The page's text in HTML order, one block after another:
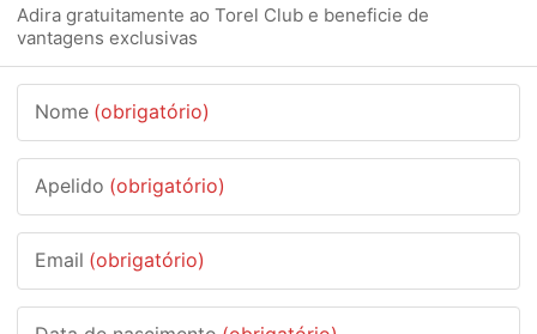
Adira gratuitamente ao Torel Club e beneficie de
vantagens exclusivas
Nome (obrigatório)
Apelido (obrigatório)
Email (obrigatório)